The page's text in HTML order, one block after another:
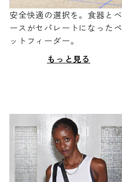
安全快適の選択を。食器とベ
ースがセパレートになったペ
ットフィーダー。
もっと見る